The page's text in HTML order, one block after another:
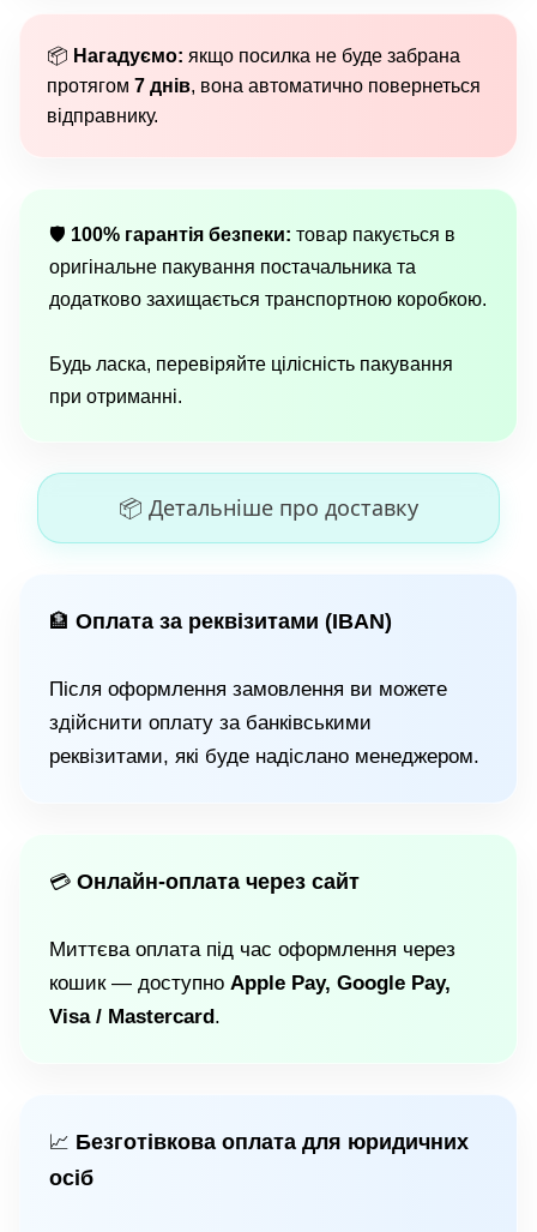
📦 Нагадуємо: якщо посилка не буде забрана
протягом 7 днів, вона автоматично повернеться
відправнику.
🛡 100% гарантія безпеки: товар пакується в
оригінальне пакування постачальника та
додатково захищається транспортною коробкою.
Будь ласка, перевіряйте цілісність пакування
при отриманні.
📦 Детальніше про доставку
🏦 Оплата за реквізитами (IBAN)
Після оформлення замовлення ви можете
здійснити оплату за банківськими
реквізитами, які буде надіслано менеджером.
💳 Онлайн-оплата через сайт
Миттєва оплата під час оформлення через
кошик — доступно Apple Pay, Google Pay,
Visa / Mastercard.
📈 Безготівкова оплата для юридичних
осіб